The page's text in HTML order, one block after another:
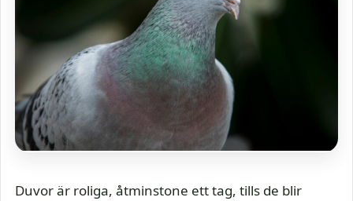
Duvor är roliga, åtminstone ett tag, tills de blir